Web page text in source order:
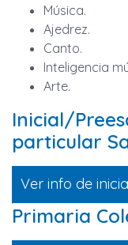
Música.
Ajedrez.
Canto.
Inteligencia
Arte.
Inicial/
particular
Ver info de
Primaria